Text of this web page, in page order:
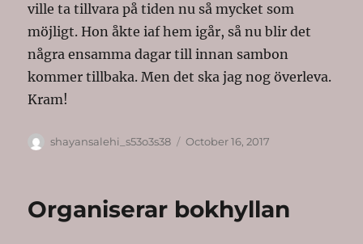
ville ta tillvara på tiden nu så mycket som
möjligt. Hon åkte iaf hem igår, så nu blir det
några ensamma dagar till innan sambon
kommer tillbaka. Men det ska jag nog överleva.
Kram!
Author
shayansalehi_s53o3s38
Posted
October 16, 2017
Organiserar bokhyllan